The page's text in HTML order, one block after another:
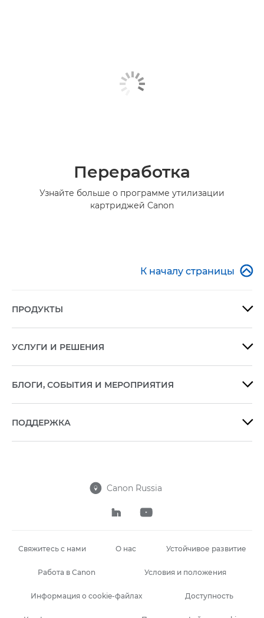
Переработка
Узнайте больше о программе утилизации
картриджей Canon
К началу страницы 
ПРОДУКТЫ 
УСЛУГИ И РЕШЕНИЯ 
БЛОГИ, СОБЫТИЯ И МЕРОПРИЯТИЯ 
ПОДДЕРЖКА 
 Canon Russia
 
Свяжитесь с нами О нас Устойчивое развитие
Работа в Canon Условия и положения
Информация о cookie-файлах Доступность